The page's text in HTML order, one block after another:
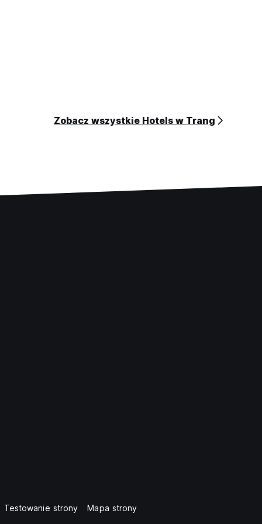
Zobacz wszystkie Hotels w Trang
Testowanie strony Mapa strony